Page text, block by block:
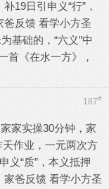
19日引申义“行”，
反馈 看学小方圣
基础的，“六义”中
首《在水一方》，
187#
家实操30分钟，家
作业，一元两次方
义“质”，本义抵押
爸反馈 看学小方圣